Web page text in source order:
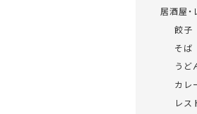
居酒屋
餃子
そば
うど
カレ
レス